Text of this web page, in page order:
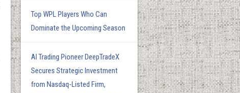
Top WPL Players Who Can
Dominate the Upcoming Season
AI Trading Pioneer DeepTradeX
Secures Strategic Investment
from Nasdaq-Listed Firm,